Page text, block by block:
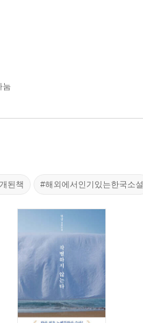
눔
된책 #해외에서인기있는한국소설